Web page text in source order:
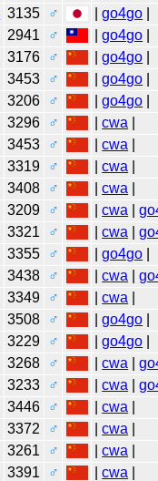
3135 ♂ |go4go
2941 ♂ |go4go
3176 ♂ |go4go
3453 ♂ |go4go
3206 ♂ |go4go
3296 ♂ |cwa
3453 ♂ |cwa
3319 ♂ |cwa
3408 ♂ |cwa
3209 ♂ |cwa |
3321 ♂ |cwa |
3355 ♂ |go4go
3438 ♂ |cwa |
3349 ♂ |cwa
3508 ♂ |go4go
3229 ♂ |go4go
3268 ♂ |cwa |
3233 ♂ |cwa |
3446 ♂ |cwa
3372 ♂ |cwa
3261 ♂ |cwa
3391 ♂ |cwa